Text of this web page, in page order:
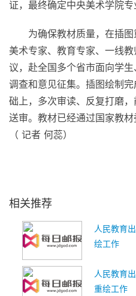
证，最终确定中央美术学院专
为确保教材质量，在插
美术专家、教育专家、一线
议，赴全国多个省市面向学
调查和意见征集。插图绘制
础上，多次审读、反复打磨
送审。教材已经通过国家教材
（ 记者 何蕊）
相关推荐
人民教育
绘工作
人民教育
重绘工作